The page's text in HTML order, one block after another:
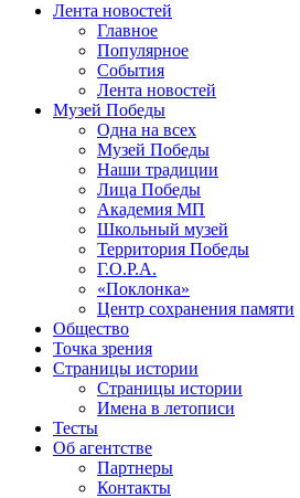
Лента новостей
Главное
Популярное
События
Лента новостей
Музей Победы
Одна на всех
Музей Победы
Наши традиции
Лица Победы
Академия МП
Школьный музей
Территория Победы
Г.О.Р.А.
«Поклонка»
Центр сохранения памяти
Общество
Точка зрения
Страницы истории
Страницы истории
Имена в летописи
Тесты
Об агентстве
Партнеры
Контакты